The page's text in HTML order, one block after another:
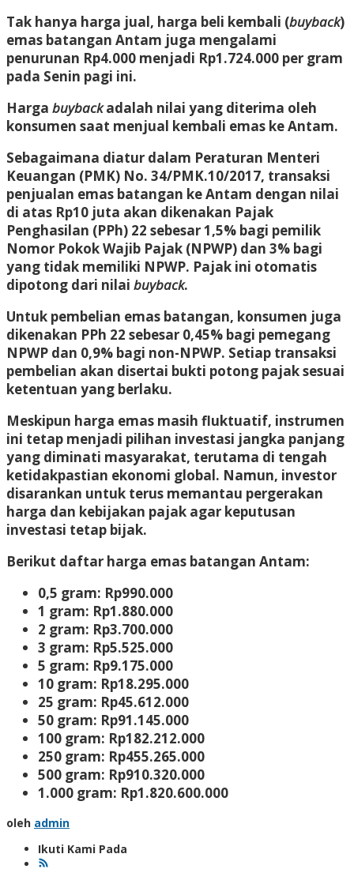
Tak hanya harga jual, harga beli kembali (buyback)
emas batangan Antam juga mengalami
penurunan Rp4.000 menjadi Rp1.724.000 per gram
pada Senin pagi ini.
Harga buybackadalah nilai yang diterima oleh
konsumen saat menjual kembali emas ke Antam.
Sebagaimana diatur dalam Peraturan Menteri
Keuangan (PMK) No. 34/PMK.10/2017, transaksi
penjualan emas batangan ke Antam dengan nilai
di atas Rp10 juta akan dikenakan Pajak
Penghasilan (PPh) 22 sebesar 1,5% bagi pemilik
Nomor Pokok Wajib Pajak (NPWP) dan 3% bagi
yang tidak memiliki NPWP. Pajak ini otomatis
dipotong dari nilai buyback.
Untuk pembelian emas batangan, konsumen juga
dikenakan PPh 22 sebesar 0,45% bagi pemegang
NPWP dan 0,9% bagi non-NPWP. Setiap transaksi
pembelian akan disertai bukti potong pajak sesuai
ketentuan yang berlaku.
Meskipun harga emas masih fluktuatif, instrumen
ini tetap menjadi pilihan investasi jangka panjang
yang diminati masyarakat, terutama di tengah
ketidakpastian ekonomi global. Namun, investor
disarankan untuk terus memantau pergerakan
harga dan kebijakan pajak agar keputusan
investasi tetap bijak.
Berikut daftar harga emas batangan Antam:
0,5 gram: Rp990.000
1 gram: Rp1.880.000
2 gram: Rp3.700.000
3 gram: Rp5.525.000
5 gram: Rp9.175.000
10 gram: Rp18.295.000
25 gram: Rp45.612.000
50 gram: Rp91.145.000
100 gram: Rp182.212.000
250 gram: Rp455.265.000
500 gram: Rp910.320.000
1.000 gram: Rp1.820.600.000
oleh admin
Ikuti Kami Pada